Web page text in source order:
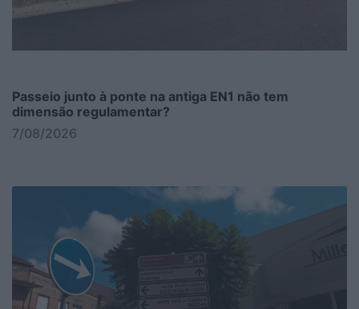
Passeio junto à ponte na antiga EN1 não tem
dimensão regulamentar?
7/08/2026